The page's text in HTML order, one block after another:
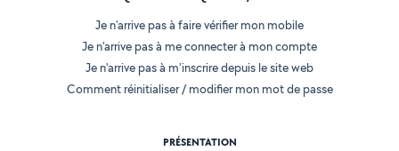
Je n'arrive pas à faire vérifier mon mobile
Je n'arrive pas à me connecter à mon compte
Je n'arrive pas à m'inscrire depuis le site web
Comment réinitialiser / modifier mon mot de passe
PRÉSENTATION